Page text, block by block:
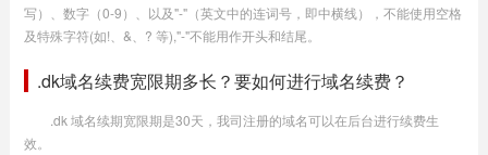
写）、数字（0-9）、以及"-"（英文中的连词号，即中横线），不能使用空格
及特殊字符(如!、&、? 等),"-"不能用作开头和结尾。
.dk域名续费宽限期多长？要如何进行域名续费？
.dk 域名续期宽限期是30天，我司注册的域名可以在后台进行续费生
效。